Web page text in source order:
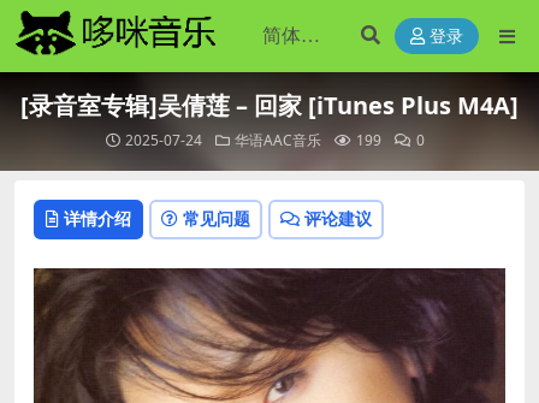
登录
[录音室专辑]吴倩莲 – 回家 [iTunes Plus M4A]
2025-07-24 华语AAC音乐 199 0
详情介绍 常见问题 评论建议